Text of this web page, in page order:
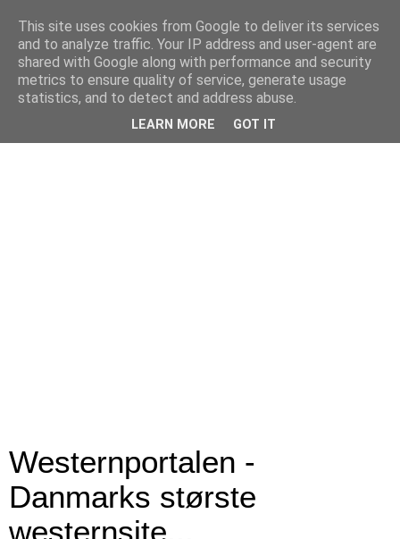
Westernportalen -
Danmarks største
westernsite...
This site uses cookies from Google to deliver its services
and to analyze traffic. Your IP address and user-agent are
shared with Google along with performance and security
metrics to ensure quality of service, generate usage
statistics, and to detect and address abuse.
LEARN MORE GOT IT